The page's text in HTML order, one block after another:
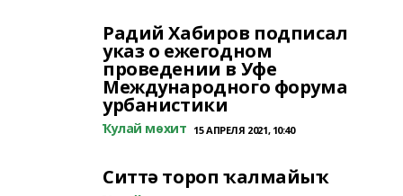
Радий Хабиров подписал
указ о ежегодном
проведении в Уфе
Международного форума
урбанистики
Ҡулай мөхит 15 АПРЕЛЯ 2021, 10:40
Ситтә тороп ҡалмайыҡ